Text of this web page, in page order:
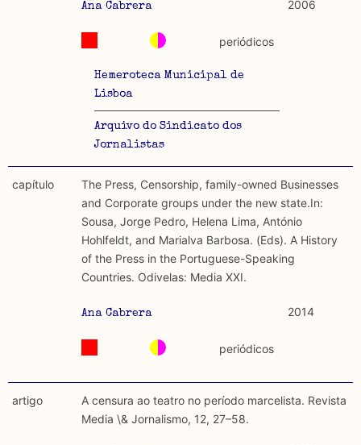
Ana Cabrera 2006
Hemeroteca Municipal de
Lisboa
Arquivo do Sindicato dos
Jornalistas
periódicos
capítulo
The Press, Censorship, family-owned Businesses
and Corporate groups under the new state.In:
Sousa, Jorge Pedro, Helena Lima, António
Hohlfeldt, and Marialva Barbosa. (Eds). A History
of the Press in the Portuguese-Speaking
Countries. Odivelas: Media XXI.
Ana Cabrera 2014
periódicos
artigo
A censura ao teatro no período marcelista. Revista
Media \& Jornalismo, 12, 27–58.